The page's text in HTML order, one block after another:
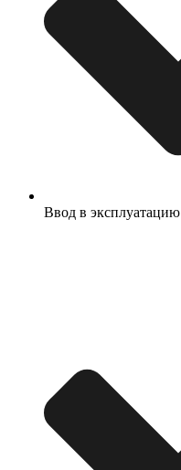
Ввод в эксплуатацию